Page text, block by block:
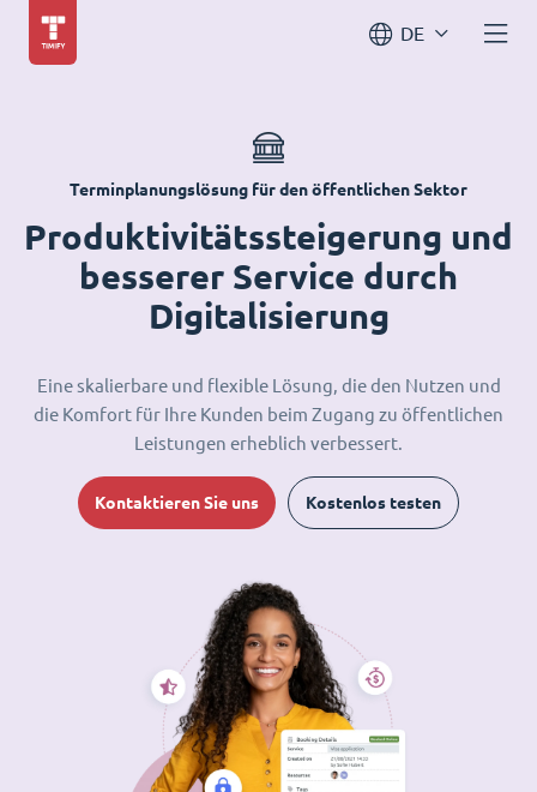
DE
Terminplanungslösung für den öffentlichen Sektor
Produktivitätssteigerung und
besserer Service durch
Digitalisierung
Eine skalierbare und flexible Lösung, die den Nutzen und
die Komfort für Ihre Kunden beim Zugang zu öffentlichen
Leistungen erheblich verbessert.
Kontaktieren Sie uns Kostenlos testen